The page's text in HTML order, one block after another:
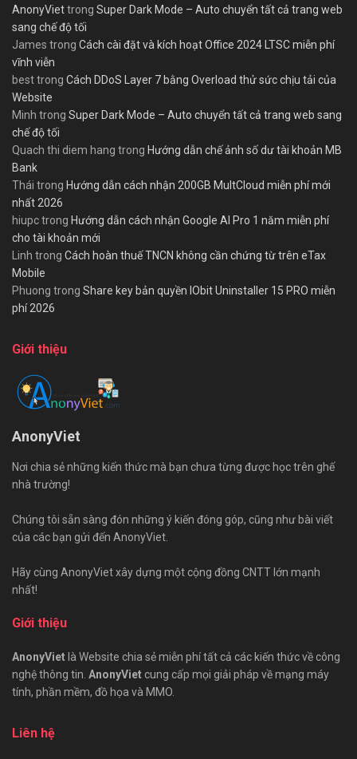
AnonyViettrong Super Dark Mode – Auto chuyển tất cả trang web
sang chế độ tối
James trong Cách cài đặt và kích hoạt Office 2024 LTSC miễn phí
vĩnh viễn
besttrong Cách DDoS Layer 7 bằng Overload thử sức chịu tải của
Website
Minh trong Super Dark Mode – Auto chuyển tất cả trang web sang
chế độ tối
Quach thi diem hang trong Hướng dẫn chế ảnh số dư tài khoản MB
Bank
Thái trong Hướng dẫn cách nhận 200GB MultCloud miễn phí mới
nhất 2026
hiupctrong Hướng dẫn cách nhận Google AI Pro 1 năm miễn phí
cho tài khoản mới
Linh trong Cách hoàn thuế TNCN không cần chứng từ trên eTax
Mobile
Phuong trong Share key bản quyền IObit Uninstaller 15 PRO miễn
phí 2026
Giới thiệu
AnonyViet
Nơi chia sẻ những kiến thức mà bạn chưa từng được học trên ghế
nhà trường!
Chúng tôi sẵn sàng đón những ý kiến đóng góp, cũng như bài viết
của các bạn gửi đến AnonyViet.
Hãy cùng AnonyViet xây dựng một cộng đồng CNTT lớn mạnh
nhất!
Giới thiệu
AnonyViet là Website chia sẻ miễn phí tất cả các kiến thức về công
nghệ thông tin. AnonyViet cung cấp mọi giải pháp về mạng máy
tính, phần mềm, đồ họa và MMO.
Liên hệ